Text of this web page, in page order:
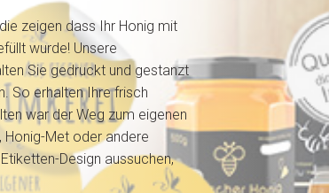
zeigen dass Ihr Honig mit
wurde! Unsere
Sie gedruckt und gestanzt
So erhalten Ihre frisch
war der Weg zum eigenen
Honig-Met oder andere
Design aussuchen,